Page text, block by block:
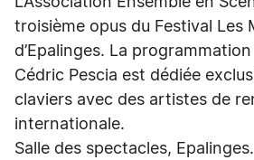
troisième opus du Festival Les
d’Epalinges. La
Cédric Pescia est dédiée
claviers avec des artistes de
internationale.
Salle des spectacles, Epalinges.